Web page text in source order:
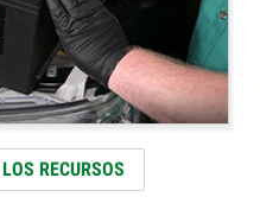
RECURSOS